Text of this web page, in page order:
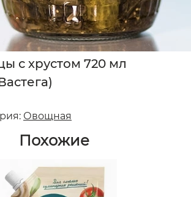
с хрустом 720 мл
Овощная
Похожие